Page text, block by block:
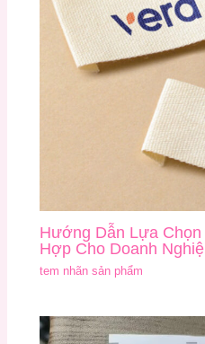
Hướng Dẫn Lựa Chọn
Hợp Cho Doanh
tem nhãn sản phẩm